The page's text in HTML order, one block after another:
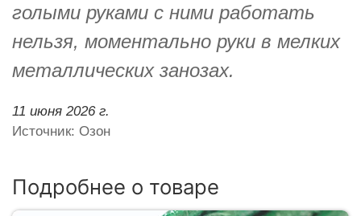
голыми руками с ними работать
нельзя, моментально руки в мелких
металлических занозах.
11 июня 2026 г.
Источник: Озон
Подробнее о товаре